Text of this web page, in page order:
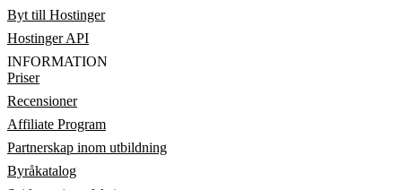
Byt till Hostinger
Hostinger API
INFORMATION
Priser
Recensioner
Affiliate Program
Partnerskap inom utbildning
Byråkatalog